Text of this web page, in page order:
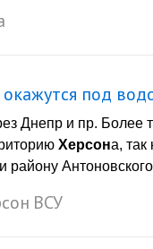
под
Днепр и пр. Более
Херсона, так
району
ВСУ